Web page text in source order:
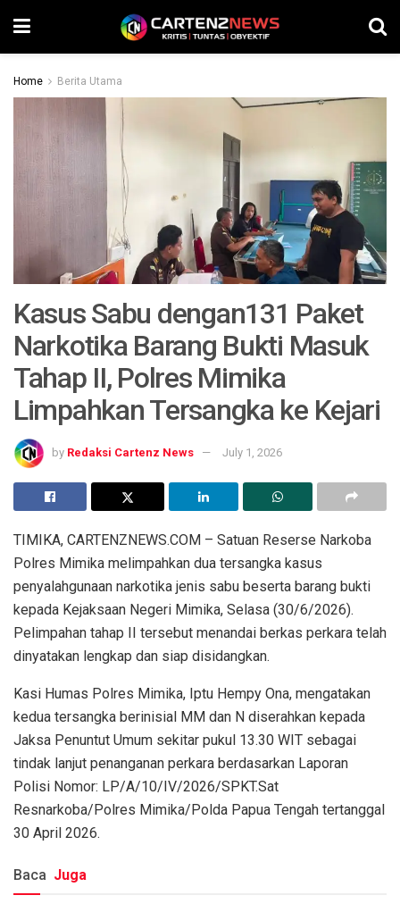
Home Berita Utama
Kasus Sabu dengan131 Paket
Narkotika Barang Bukti Masuk
Tahap II, Polres Mimika
Limpahkan Tersangka ke Kejari
by Redaksi Cartenz News July 1, 2026
TIMIKA, CARTENZNEWS.COM – Satuan Reserse Narkoba
Polres Mimika melimpahkan dua tersangka kasus
penyalahgunaan narkotika jenis sabu beserta barang bukti
kepada Kejaksaan Negeri Mimika, Selasa (30/6/2026).
Pelimpahan tahap II tersebut menandai berkas perkara telah
dinyatakan lengkap dan siap disidangkan.
Kasi Humas Polres Mimika, Iptu Hempy Ona, mengatakan
kedua tersangka berinisial MM dan N diserahkan kepada
Jaksa Penuntut Umum sekitar pukul 13.30 WIT sebagai
tindak lanjut penanganan perkara berdasarkan Laporan
Polisi Nomor: LP/A/10/IV/2026/SPKT.Sat
Resnarkoba/Polres Mimika/Polda Papua Tengah tertanggal
30 April 2026.
Baca Juga